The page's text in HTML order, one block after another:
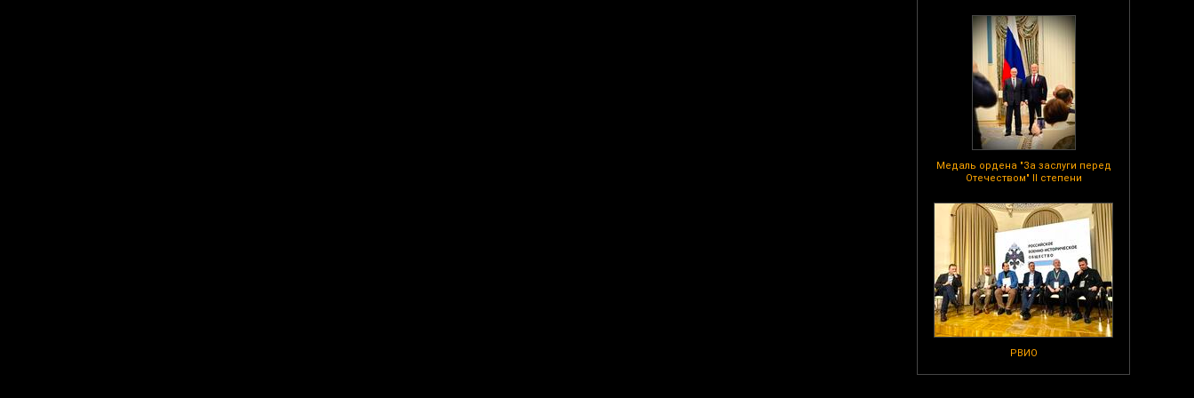
Медаль ордена "За заслуги перед
Отечеством" II степени
РВИО